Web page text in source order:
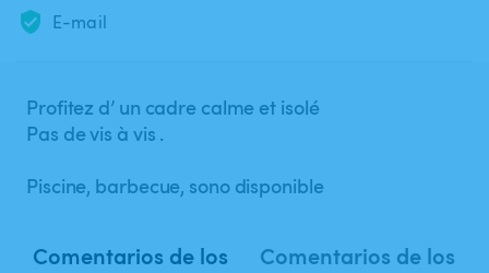
E-mail
Profitez d’ un cadre calme et isolé
Pas de vis à vis .
Piscine, barbecue, sono disponible
Comentarios de los
Comentarios de los